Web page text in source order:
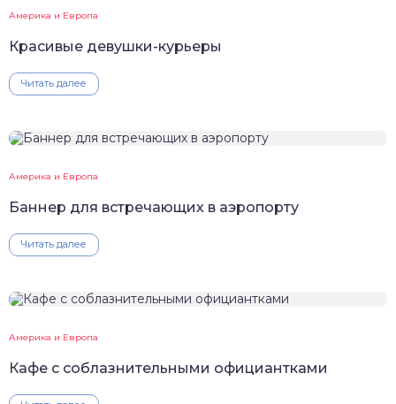
Америка и Европа
Красивые девушки-курьеры
Читать далее
Америка и Европа
Баннер для встречающих в аэропорту
Читать далее
Америка и Европа
Кафе с соблазнительными официантками